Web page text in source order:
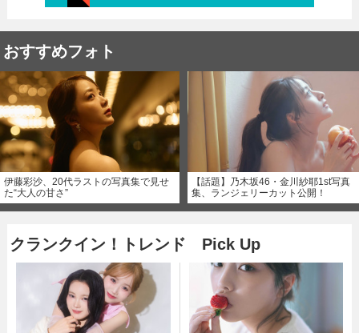
おすすめフォト
伊藤彩沙、20代ラストの写真集で見せ
た“大人の甘さ”
【話題】乃木坂46・金川紗耶1st写真
集、ランジェリーカット公開！
クランクイン！トレンド Pick Up